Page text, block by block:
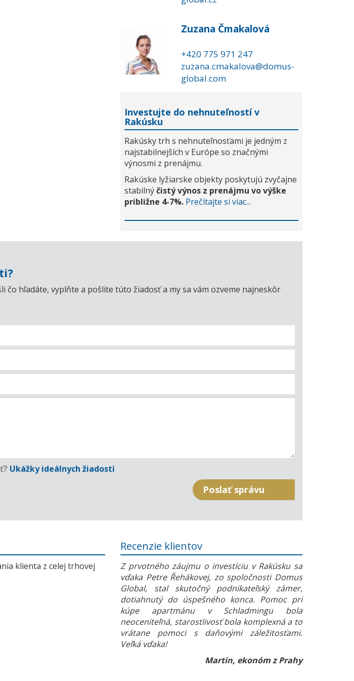
Zuzana Čmakalová
+420 775 971 247
zuzana.cmakalova@domus-
global.com
Investujte do nehnuteľností v
Rakúsku
Rakúsky trh s nehnuteľnosťami je jedným z
najstabilnejších v Európe so značnými
výnosmi z prenájmu.
Rakúske lyžiarske objekty poskytujú zvyčajne
stabilnýčistý výnos z prenájmu vo výške
približne 4-7%. Prečítajte si viac...
hľadáte, vyplňte a pošlite túto žiadosť a my sa vám ozveme najneskôr
Ukážky ideálnych žiadostí
klienta z celej trhovej
Recenzie klientov
Z prvotného záujmu o investíciu v Rakúsku sa
vďaka Petre Řehákovej, zo spoločnosti Domus
Global, stal skutočný podnikateľský zámer,
dotiahnutý do úspešného konca. Pomoc pri
kúpe apartmánu v Schladmingu bola
neoceniteľná, starostlivosť bola komplexná a to
vrátane pomoci s daňovými záležitosťami.
Veľká vďaka!
Martin, ekonóm z Prahy